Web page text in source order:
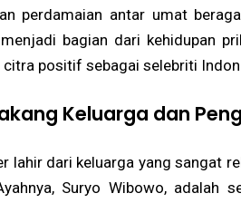
perdamaian antar umat
bagian dari kehidupan
citra positif sebagai selebriti
Keluarga dan
lahir dari keluarga yang sangat
Suryo Wibowo, adalah